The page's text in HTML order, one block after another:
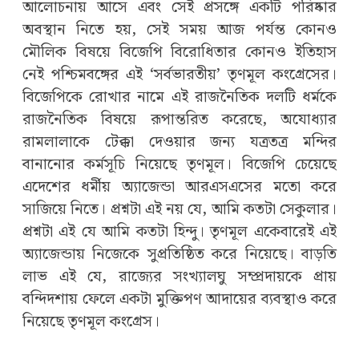
আলোচনায় আসে এবং সেই প্রসঙ্গে একটি পরিষ্কার
অবস্থান নিতে হয়, সেই সময় আজ পর্যন্ত কোনও
মৌলিক বিষয়ে বিজেপি বিরোধিতার কোনও ইতিহাস
নেই পশ্চিমবঙ্গের এই ‘সর্বভারতীয়’ তৃণমূল কংগ্রেসের।
বিজেপিকে রোখার নামে এই রাজনৈতিক দলটি ধর্মকে
রাজনৈতিক বিষয়ে রূপান্তরিত করেছে, অযোধ্যার
রামলালাকে টেক্কা দেওয়ার জন্য যত্রতত্র মন্দির
বানানোর কর্মসূচি নিয়েছে তৃণমূল। বিজেপি চেয়েছে
এদেশের ধর্মীয় অ্যাজেন্ডা আরএসএসের মতো করে
সাজিয়ে নিতে। প্রশ্নটা এই নয় যে, আমি কতটা সেকুলার।
প্রশ্নটা এই যে আমি কতটা হিন্দু। তৃণমূল একেবারেই এই
অ্যাজেন্ডায় নিজেকে সুপ্রতিষ্ঠিত করে নিয়েছে। বাড়তি
লাভ এই যে, রাজ্যের সংখ্যালঘু সম্প্রদায়কে প্রায়
বন্দিদশায় ফেলে একটা মুক্তিপণ আদায়ের ব্যবস্থাও করে
নিয়েছে তৃণমূল কংগ্রেস।